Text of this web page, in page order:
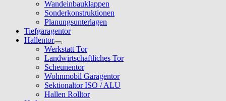
Wandeinbauklappen
Sonderkonstruktionen
Planungsunterlagen
Tiefgaragentor
Hallentor
Werkstatt Tor
Landwirtschaftliches Tor
Scheunentor
Wohnmobil Garagentor
Sektionaltor ISO / ALU
Hallen Rolltor